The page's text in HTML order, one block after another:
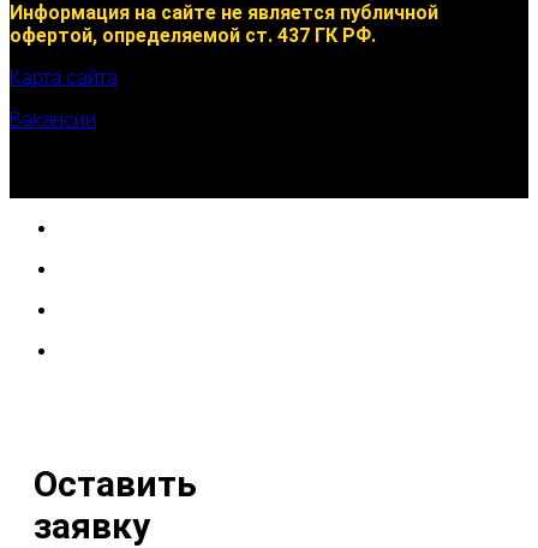
Информация на сайте не является публичной
офертой, определяемой ст. 437 ГК РФ.
Карта сайта
Вакансии
Оставить
заявку